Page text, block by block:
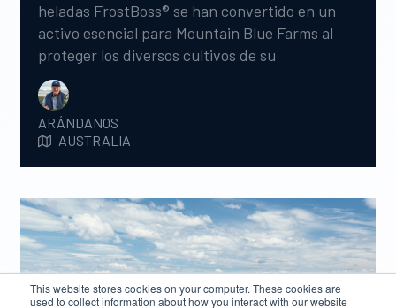
This website stores cookies on your computer. These cookies are
used to collect information about how you interact with our website
heladas FrostBoss® se han convertido en un
activo esencial para Mountain Blue Farms al
proteger los diversos cultivos de su
explotación agrícola River Run de los daños
provocados por las heladas.
ARÁNDANOS
AUSTRALIA